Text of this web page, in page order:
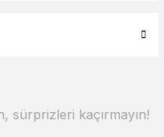
sürprizleri kaçırmayın!